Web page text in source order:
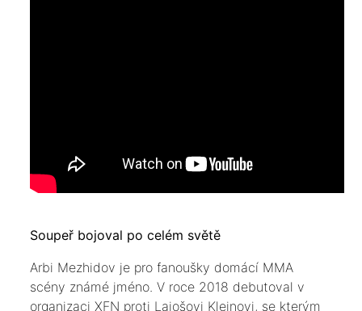
Soupeř bojoval po celém světě
Arbi Mezhidov je pro fanoušky domácí MMA
scény známé jméno. V roce 2018 debutoval v
organizaci XFN proti Lajošovi Kleinovi, se kterým